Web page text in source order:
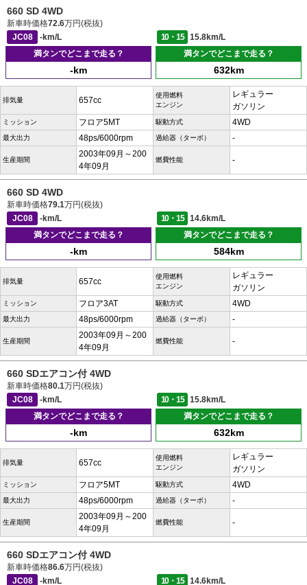
660 SD 4WD
新車時価格72.6万円(税抜)
JC08
-km/L 10・15
15.8km/L
満タンでどこまで走る？
-km
満タンでどこまで走る？
632km
排気量 657cc
使用燃料
エンジン
レギュラー
ガソリン
ミッション フロア5MT 駆動方式 4WD
最大出力 48ps/6000rpm 過給器（ターボ） -
生産期間
2003年09月～200
4年09月
燃費性能 -
660 SD 4WD
新車時価格79.1万円(税抜)
JC08
-km/L 10・15
14.6km/L
満タンでどこまで走る？
-km
満タンでどこまで走る？
584km
排気量 657cc
使用燃料
エンジン
レギュラー
ガソリン
ミッション フロア3AT 駆動方式 4WD
最大出力 48ps/6000rpm 過給器（ターボ） -
生産期間
2003年09月～200
4年09月
燃費性能 -
660 SDエアコン付 4WD
新車時価格80.1万円(税抜)
JC08
-km/L 10・15
15.8km/L
満タンでどこまで走る？
-km
満タンでどこまで走る？
632km
排気量 657cc
使用燃料
エンジン
レギュラー
ガソリン
ミッション フロア5MT 駆動方式 4WD
最大出力 48ps/6000rpm 過給器（ターボ） -
生産期間
2003年09月～200
4年09月
燃費性能 -
660 SDエアコン付 4WD
新車時価格86.6万円(税抜)
JC08
-km/L 10・15 14.6km/L